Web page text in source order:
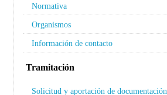
Normativa
Organismos
Información de contacto
Tramitación
Solicitud y aportación de documentación